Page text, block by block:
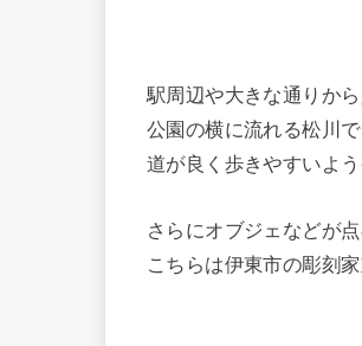
駅周辺や大きな通りか
公園の横に流れる松川
道が良く歩きやすいよ
さらにオブジェなどが
こちらは伊東市の彫刻